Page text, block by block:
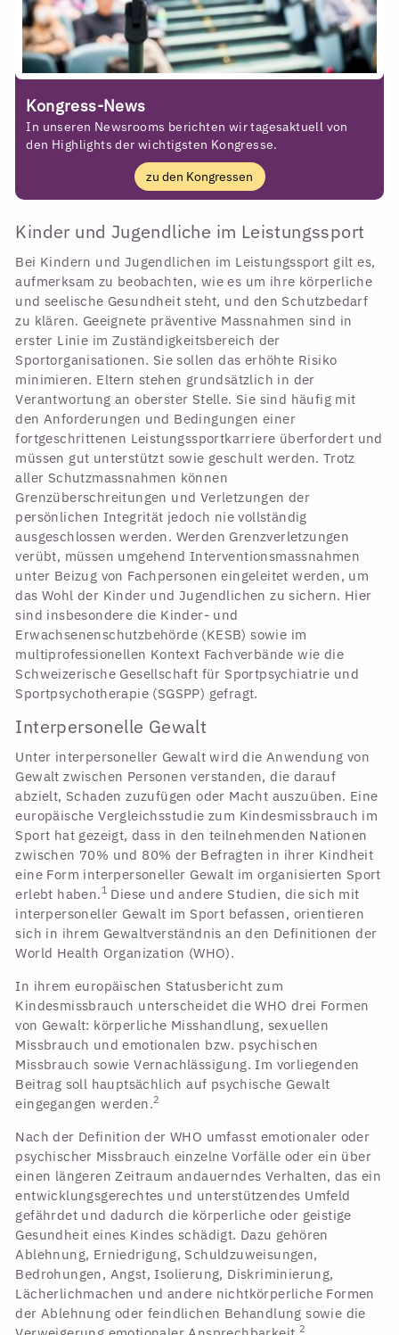
Kongress-News
In unseren Newsrooms berichten wir tagesaktuell von
den Highlights der wichtigsten Kongresse.
zu den Kongressen
Kinder und Jugendliche im Leistungssport
Bei Kindern und Jugendlichen im Leistungssport gilt es,
aufmerksam zu beobachten, wie es um ihre körperliche
und seelische Gesundheit steht, und den Schutzbedarf
zu klären. Geeignete präventive Massnahmen sind in
erster Linie im Zuständigkeitsbereich der
Sportorganisationen. Sie sollen das erhöhte Risiko
minimieren. Eltern stehen grundsätzlich in der
Verantwortung an oberster Stelle. Sie sind häufig mit
den Anforderungen und Bedingungen einer
fortgeschrittenen Leistungssportkarriere überfordert und
müssen gut unterstützt sowie geschult werden. Trotz
aller Schutzmassnahmen können
Grenzüberschreitungen und Verletzungen der
persönlichen Integrität jedoch nie vollständig
ausgeschlossen werden. Werden Grenzverletzungen
verübt, müssen umgehend Interventionsmassnahmen
unter Beizug von Fachpersonen eingeleitet werden, um
das Wohl der Kinder und Jugendlichen zu sichern. Hier
sind insbesondere die Kinder- und
Erwachsenenschutzbehörde (KESB) sowie im
multiprofessionellen Kontext Fachverbände wie die
Schweizerische Gesellschaft für Sportpsychiatrie und
Sportpsychotherapie (SGSPP) gefragt.
Interpersonelle Gewalt
Unter interpersoneller Gewalt wird die Anwendung von
Gewalt zwischen Personen verstanden, die darauf
abzielt, Schaden zuzufügen oder Macht auszuüben. Eine
europäische Vergleichsstudie zum Kindesmissbrauch im
Sport hat gezeigt, dass in den teilnehmenden Nationen
zwischen 70% und 80% der Befragten in ihrer Kindheit
eine Form interpersoneller Gewalt im organisierten Sport
erlebt haben. 1 Diese und andere Studien, die sich mit
interpersoneller Gewalt im Sport befassen, orientieren
sich in ihrem Gewaltverständnis an den Definitionen der
World Health Organization (WHO).
In ihrem europäischen Statusbericht zum
Kindesmissbrauch unterscheidet die WHO drei Formen
von Gewalt: körperliche Misshandlung, sexuellen
Missbrauch und emotionalen bzw. psychischen
Missbrauch sowie Vernachlässigung. Im vorliegenden
Beitrag soll hauptsächlich auf psychische Gewalt
eingegangen werden.2
Nach der Definition der WHO umfasst emotionaler oder
psychischer Missbrauch einzelne Vorfälle oder ein über
einen längeren Zeitraum andauerndes Verhalten, das ein
entwicklungsgerechtes und unterstützendes Umfeld
gefährdet und dadurch die körperliche oder geistige
Gesundheit eines Kindes schädigt. Dazu gehören
Ablehnung, Erniedrigung, Schuldzuweisungen,
Bedrohungen, Angst, Isolierung, Diskriminierung,
Lächerlichmachen und andere nichtkörperliche Formen
der Ablehnung oder feindlichen Behandlung sowie die
2